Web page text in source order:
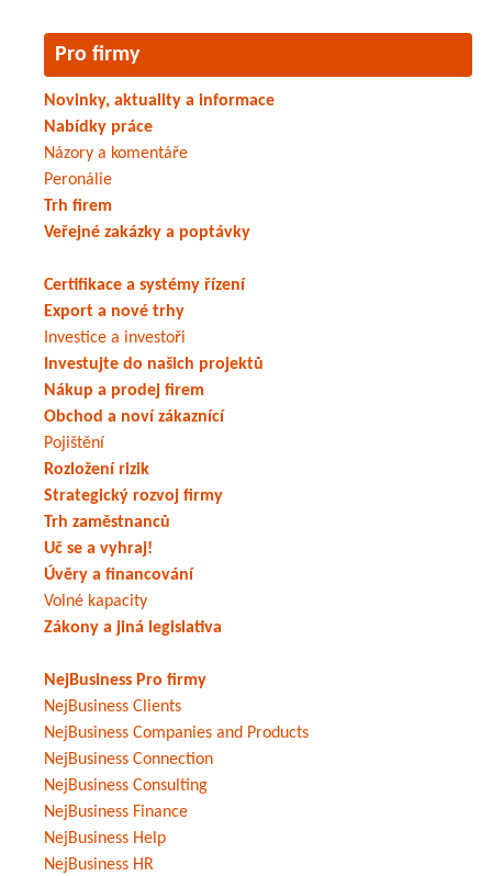
Pro firmy
Novinky, aktuality a informace
Nabídky práce
Názory a komentáře
Peronálie
Trh firem
Veřejné zakázky a poptávky
Certifikace a systémy řízení
Export a nové trhy
Investice a investoři
Investujte do našich projektů
Nákup a prodej firem
Obchod a noví zákaznící
Pojištění
Rozložení rizik
Strategický rozvoj firmy
Trh zaměstnanců
Uč se a vyhraj!
Úvěry a financování
Volné kapacity
Zákony a jiná legislativa
NejBusiness Pro firmy
NejBusiness Clients
NejBusiness Companies and Products
NejBusiness Connection
NejBusiness Consulting
NejBusiness Finance
NejBusiness Help
NejBusiness HR